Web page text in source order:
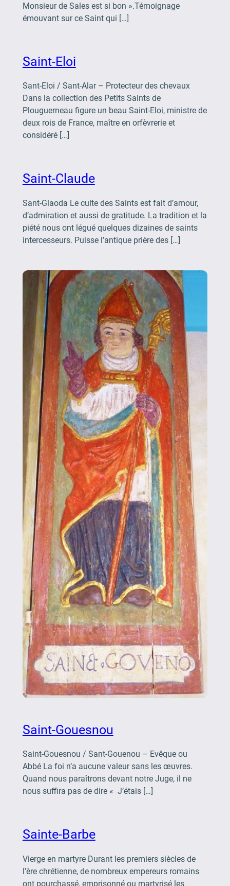
Monsieur de Sales est si bon ».Témoignage
émouvant sur ce Saint qui […]
Saint-Eloi
Sant-Eloi / Sant-Alar – Protecteur des chevaux
Dans la collection des Petits Saints de
Plouguerneau figure un beau Saint-Eloi, ministre de
deux rois de France, maître en orfèvrerie et
considéré […]
Saint-Claude
Sant-Glaoda Le culte des Saints est fait d’amour,
d’admiration et aussi de gratitude. La tradition et la
piété nous ont légué quelques dizaines de saints
intercesseurs. Puisse l’antique prière des […]
Saint-Gouesnou
Saint-Gouesnou / Sant-Gouenou – Evêque ou
Abbé La foi n’a aucune valeur sans les œuvres.
Quand nous paraîtrons devant notre Juge, il ne
nous suffira pas de dire « J’étais […]
Sainte-Barbe
Vierge en martyre Durant les premiers siècles de
l’ère chrétienne, de nombreux empereurs romains
ont pourchassé, emprisonné ou martyrisé les